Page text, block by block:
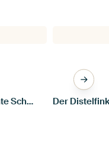
Der Bedrohte Schwan (Jan Asselijn)